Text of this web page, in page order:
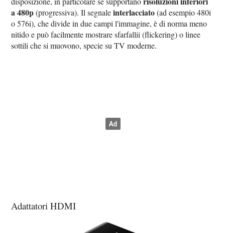
a 480p(progressiva). Il segnaleinterlacciato(ad esempio 480i
o 576i), che divide in due campi l'immagine, è di norma meno
nitido e può facilmente mostrare sfarfallii (flickering) o linee
sottili che si muovono, specie su TV moderne.
Adattatori HDMI